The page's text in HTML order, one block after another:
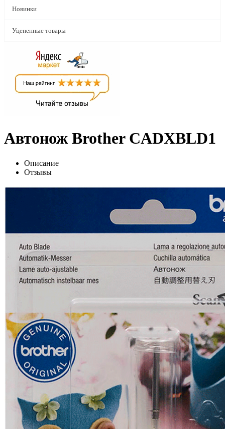
Новинки
Уцененные товары
Автонож Brother CADXBLD1
Описание
Отзывы